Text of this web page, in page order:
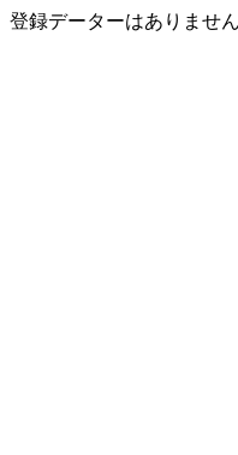
登録データーはありません